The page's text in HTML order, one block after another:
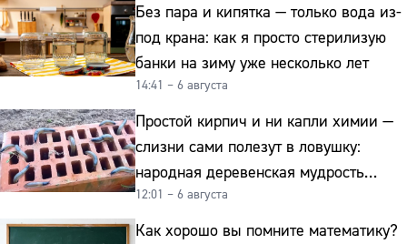
Без пара и кипятка — только вода из-
под крана: как я просто стерилизую
банки на зиму уже несколько лет
14:41 – 6 августа
Простой кирпич и ни капли химии —
слизни сами полезут в ловушку:
народная деревенская мудрость
реально работает
12:01 – 6 августа
Как хорошо вы помните математику?